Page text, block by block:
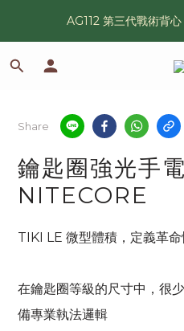
漢光42 傲骨紀念臂章
AG112 第三代戰術背心
鯊魚鰭圓邊帽｜高透
Share
鑰匙圈強光手
NITECORE
TIKI LE 微型體積，定義革
在鑰匙圈等級的尺寸中，很
備專業執法邏輯